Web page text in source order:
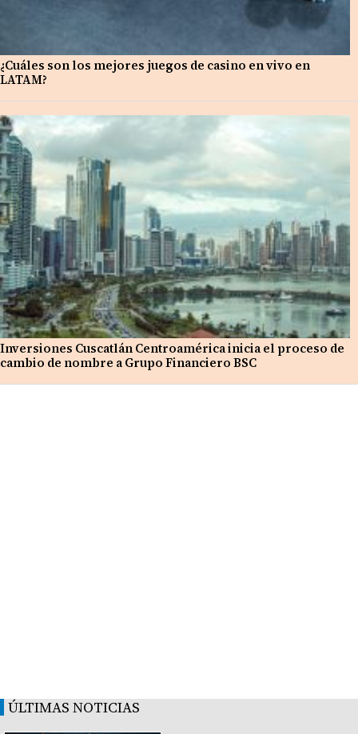
¿Cuáles son los mejores juegos de casino en vivo en
LATAM?
Inversiones Cuscatlán Centroamérica inicia el proceso de
cambio de nombre a Grupo Financiero BSC
ÚLTIMAS NOTICIAS